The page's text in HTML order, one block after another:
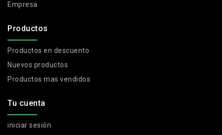
Empresa
Productos
Productos en descuento
Nuevos productos
Productos mas vendidos
Tu cuenta
iniciar sesión